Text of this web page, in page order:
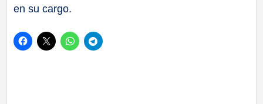
en su cargo.